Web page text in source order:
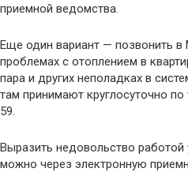
приемной ведомства.
Еще один вариант — позвонить
проблемах с отоплением в
пара и других неполадках в
там принимают круглосуточно
59.
Выразить недовольство
можно через электронную